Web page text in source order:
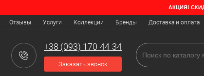
АКЦИЯ!
Отзывы Услуги Коллекции Бренды Доставка и оплата
+38 (093) 170-44-34
Заказать звонок